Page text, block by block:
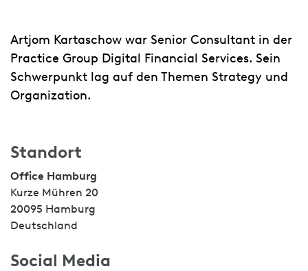
Artjom Kartaschow war Senior Consultant in der
Practice Group Digital Financial Services. Sein
Schwerpunkt lag auf den Themen Strategy und
Organization.
Standort
Office Hamburg
Kurze Mühren 20
20095 Hamburg
Deutschland
Social Media